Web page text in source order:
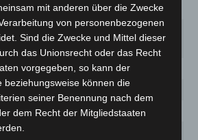
Fallzahl Gesamt seit
Ausbruch
2730
4591
7207
mit anderen über die Zwecke
von personenbezogenen
Sind die Zwecke und Mittel dieser
das Unionsrecht oder das Recht
vorgegeben, so kann der
beziehungsweise können die
seiner Benennung nach dem
dem Recht der Mitgliedstaaten